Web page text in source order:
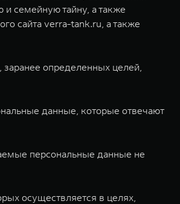
и семейную тайну, а также
сайта verra-tank.ru, а также
определенных целей,
данные, которые отвечают
персональные данные не
осуществляется в целях,